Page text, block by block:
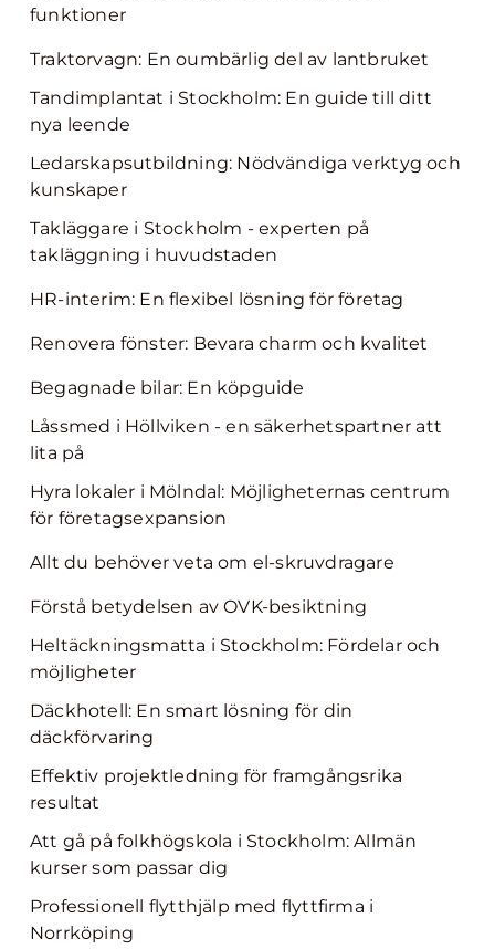
funktioner
Traktorvagn: En oumbärlig del av lantbruket
Tandimplantat i Stockholm: En guide till ditt
nya leende
Ledarskapsutbildning: Nödvändiga verktyg och
kunskaper
Takläggare i Stockholm - experten på
takläggning i huvudstaden
HR-interim: En flexibel lösning för företag
Renovera fönster: Bevara charm och kvalitet
Begagnade bilar: En köpguide
Låssmed i Höllviken - en säkerhetspartner att
lita på
Hyra lokaler i Mölndal: Möjligheternas centrum
för företagsexpansion
Allt du behöver veta om el-skruvdragare
Förstå betydelsen av OVK-besiktning
Heltäckningsmatta i Stockholm: Fördelar och
möjligheter
Däckhotell: En smart lösning för din
däckförvaring
Effektiv projektledning för framgångsrika
resultat
Att gå på folkhögskola i Stockholm: Allmän
kurser som passar dig
Professionell flytthjälp med flyttfirma i
Norrköping